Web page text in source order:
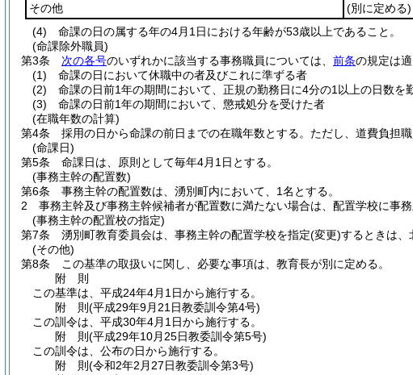
その他
(別に定める)
(4)
命課の日の属する年の4月1日における年齢が53歳以上であること。
(命課除外職員)
第3条
次の各号のいずれかに該当する事務職員については、 前条の規定は
(1)
命課の日において休職中の者及びこれに準ずる者
(2)
命課の日前1年の期間において、正規の勤務日に4分の1以上の日数を
(3)
命課の日前1年の期間において、懲戒処分を受けた者
(在職年数の計算)
第4条
採用の日から命課の前日までの在職年数とする。 ただし、道費負担
(命課日)
第5条
命課日は、原則として毎年4月1日とする。
(事務主幹の配置数)
第6条
事務主幹の配置数は、湧別町内において、1名とする。
2
事務主幹及び事務主幹候補者が配置数に満たない場合は、配置学校に事
(事務主幹の配置校の指定)
第7条
湧別町教育委員会は、事務主幹の配置学校を指定(変更)するときは、
(その他)
第8条
この基準の取扱いに関し、必要な事項は、教育長が別に定める。
附 則
この基準は、平成24年4月1日から施行する。
附 則(平成29年9月21日教委訓令第4号)
この訓令は、平成30年4月1日から施行する。
附 則(平成29年10月25日教委訓令第5号)
この訓令は、公布の日から施行する。
附 則(令和2年2月27日教委訓令第3号)